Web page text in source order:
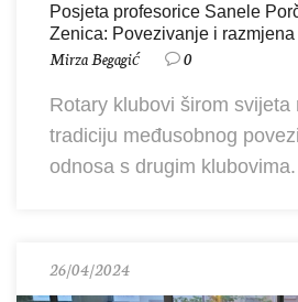
Posjeta profesorice Sanele
Zenica: Povezivanje i razmjena
Mirza Begagić 0
Rotary klubovi širom svijeta
tradiciju međusobnog
odnosa s drugim
26/04/2024